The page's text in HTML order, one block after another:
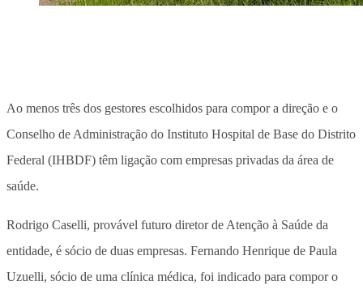
Ao menos três dos gestores escolhidos para compor a direção e o
Conselho de Administração do Instituto Hospital de Base do Distrito
Federal (IHBDF) têm ligação com empresas privadas da área de
saúde.
Rodrigo Caselli, provável futuro diretor de Atenção à Saúde da
entidade, é sócio de duas empresas. Fernando Henrique de Paula
Uzuelli, sócio de uma clínica médica, foi indicado para compor o